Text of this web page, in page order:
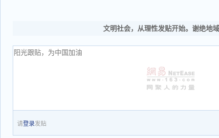
文明社会，从理性发贴开始。谢绝地
请登录发贴